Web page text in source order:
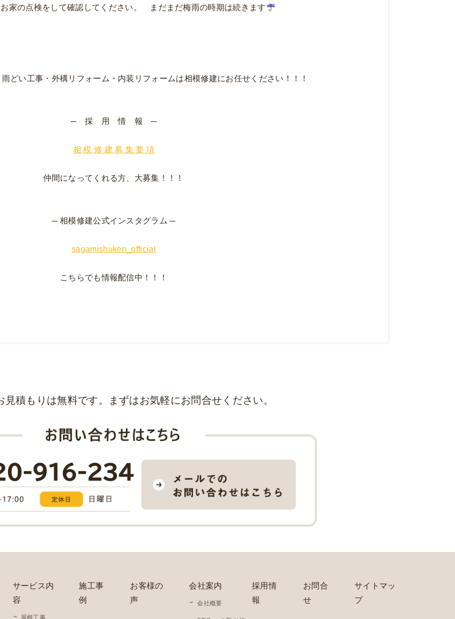
家の点検をして確認してください。 まだまだ梅雨の時期は続きます
どい工事・外構リフォーム・内装リフォームは相模修建にお任せください！！！
─ 採 用 情 報 ─
相 模 修 建 募 集 要 項
仲間になってくれる方、大募集！！！
─ 相模修建公式インスタグラム ─
sagamishuken_official
こちらでも情報配信中！！！
見積もりは無料です。まずはお気軽にお問合せください。
サービス内
容
屋根工事
施工事
例
お客様の
声
会社案内
会社概要
採用情
報
お問合
せ
サイトマッ
プ